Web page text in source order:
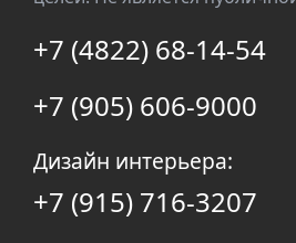
+7 (4822) 68-14-54
+7 (905) 606-9000
Дизайн интерьера:
+7 (915) 716-3207